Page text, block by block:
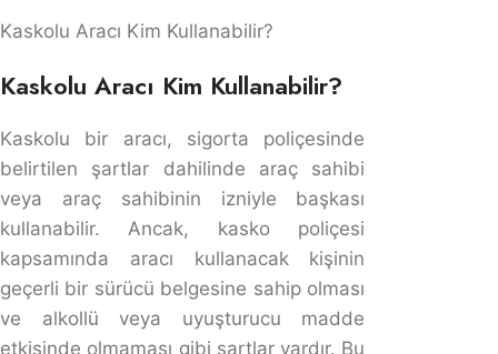
talep etme yani rücuhakkına sahiptir. Türk Borçlar
kusurlu sürücünün verdiği zararı üstlenen araç sahibi,
Kaza sonrası hasar alarak bakım ve onarıma giren
aracın işlem görmesi sebebiyle kullanılamaması
durumunda günlük
ikame araç bedeliödenmektedir.
Günlük ikame bedeli, kusurlu araç sürücüsünden talep
edilebilmektedir.
Örneği 2026 Trafik Sigortası Araç Başına Teminat Limiti